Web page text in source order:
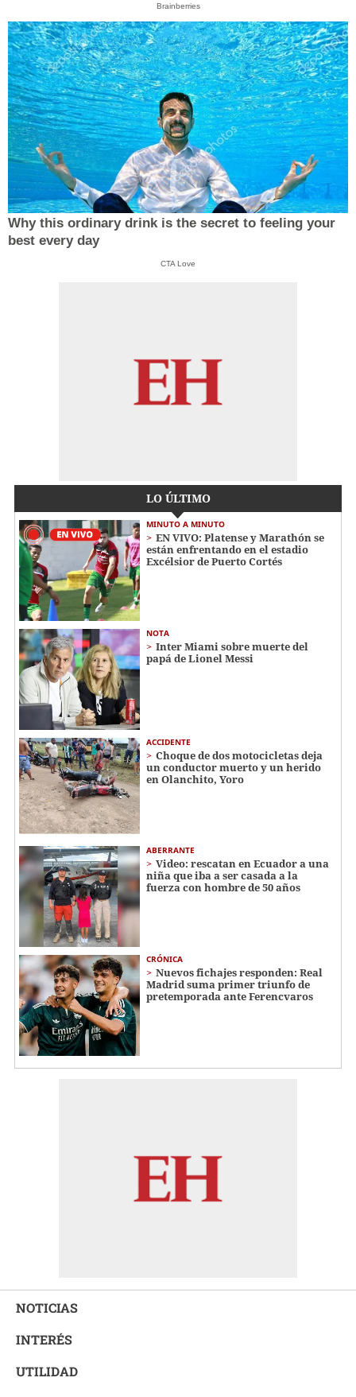
Brainberries
Why this ordinary drink is the secret to feeling your
best every day
CTA Love
LO ÚLTIMO
MINUTO A MINUTO
EN VIVO: Platense y Marathón se
están enfrentando en el estadio
Excélsior de Puerto Cortés
NOTA
Inter Miami sobre muerte del
papá de Lionel Messi
ACCIDENTE
Choque de dos motocicletas deja
un conductor muerto y un herido
en Olanchito, Yoro
ABERRANTE
Video: rescatan en Ecuador a una
niña que iba a ser casada a la
fuerza con hombre de 50 años
CRÓNICA
Nuevos fichajes responden: Real
Madrid suma primer triunfo de
pretemporada ante Ferencvaros
NOTICIAS
INTERÉS
UTILIDAD